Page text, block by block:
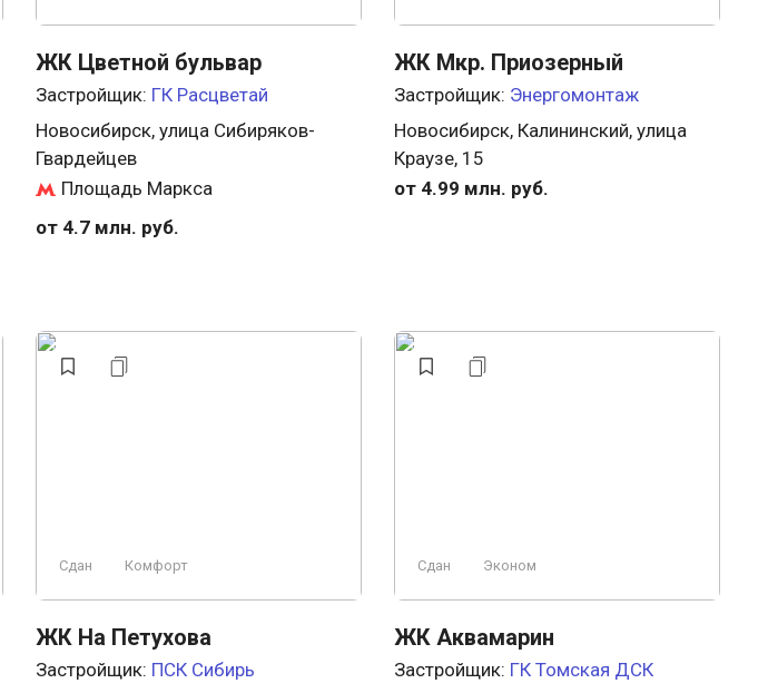
ЖК Цветной бульвар
Застройщик: ГК Расцветай
Новосибирск, улица Сибиряков-
Гвардейцев
Площадь Маркса
от 4.7 млн. руб.
ЖК Мкр. Приозерный
Застройщик: Энергомонтаж
Новосибирск, Калининский, улица
Краузе, 15
от 4.99 млн. руб.
Сдан Комфорт
ЖК На Петухова
Застройщик: ПСК Сибирь
Сдан Эконом
ЖК Аквамарин
Застройщик: ГК Томская ДСК